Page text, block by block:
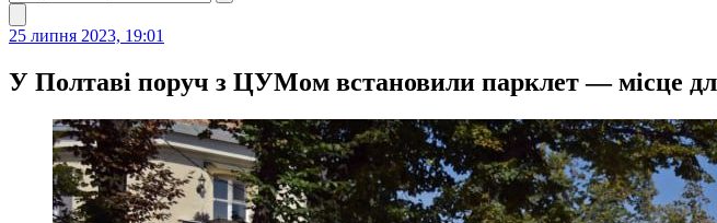
25 липня 2023, 19:01
У Полтаві поруч з ЦУМом встановили парклет — місце